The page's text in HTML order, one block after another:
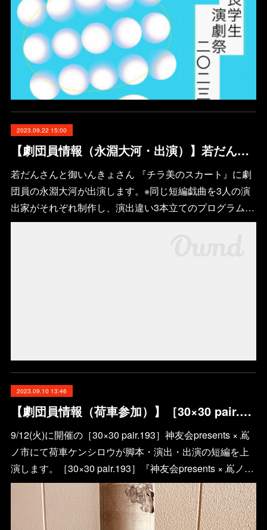
2023.09.22 15:00
【劇団員情報（永淵大河・出演）】若だんさんと御いんきょさん 『チラ美のスカート』（白いたんぽぽ）
若だんさんと御いんきょさん 『チラ美のスカート』に劇
団員の永淵大河が出演します。※同じ短編戯曲を3人の演
出家がそれぞれ制作し、演出違い3本立てのプログラム…
2023.09.10 13:46
【劇団員情報（荷車参加）】［30×30 pair.193］嶌ノ市『なわなわな』
9/12(火)に開催の［30×30 pair.193］神友会presents × 嶌
ノ市にて荷車ケンシロウが脚本・演出・出演の短編を上
演します。［30×30 pair.193］『神友会presents × 嶌ノ…